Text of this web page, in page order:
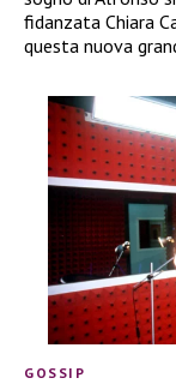
fidanzata Chiara
questa nuova
GOSSIP